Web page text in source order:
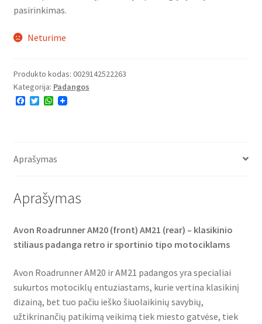
pasirinkimas.
Neturime
Produkto kodas: 0029142522263
Kategorija: Padangos
F
o
k
T
r
W
p
p
Aprašymas
Aprašymas
Avon Roadrunner AM20 (front) AM21 (rear) – klasikinio
stiliaus padanga retro ir sportinio tipo motociklams
Avon Roadrunner AM20 ir AM21 padangos yra specialiai
sukurtos motociklų entuziastams, kurie vertina klasikinį
dizainą, bet tuo pačiu ieško šiuolaikinių savybių,
užtikrinančių patikimą veikimą tiek miesto gatvėse, tiek